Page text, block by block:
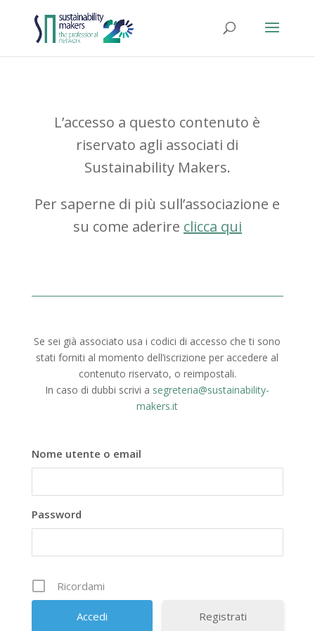
L’accesso a questo contenuto è
riservato agli associati di
Sustainability Makers.
Per saperne di più sull’associazione e
su come aderire clicca qui
Se sei già associato usa i codici di accesso che ti sono
stati forniti al momento dell’iscrizione per accedere al
contenuto riservato, o reimpostali.
In caso di dubbi scrivi a segreteria@sustainability-
makers.it
Nome utente o email
Password
Ricordami
Registrati